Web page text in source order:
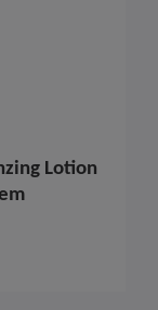
Lotion